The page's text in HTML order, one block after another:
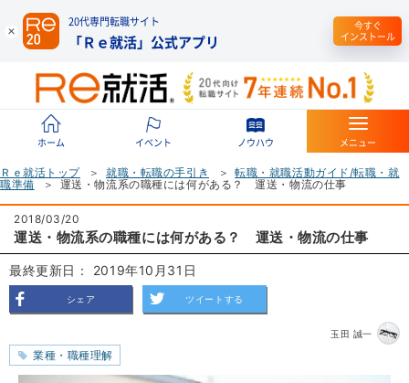
20代専門転職サイト
「Ｒｅ就活」公式アプリ
今すぐ
インストール
ホーム イベント ノウハウ メニュー
Ｒｅ就活トップ 就職・転職の手引き
転職・就職活動ガイド/転職・就
職準備
運送・物流系の職種には何がある？ 運送・物流の仕事
2018/03/20
運送・物流系の職種には何がある？ 運送・物流の仕事
最終更新日： 2019年10月31日
シェア ツイートする
玉田 誠一
業種・職種理解